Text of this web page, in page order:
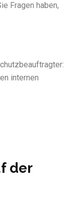
Fragen haben,
internen
der